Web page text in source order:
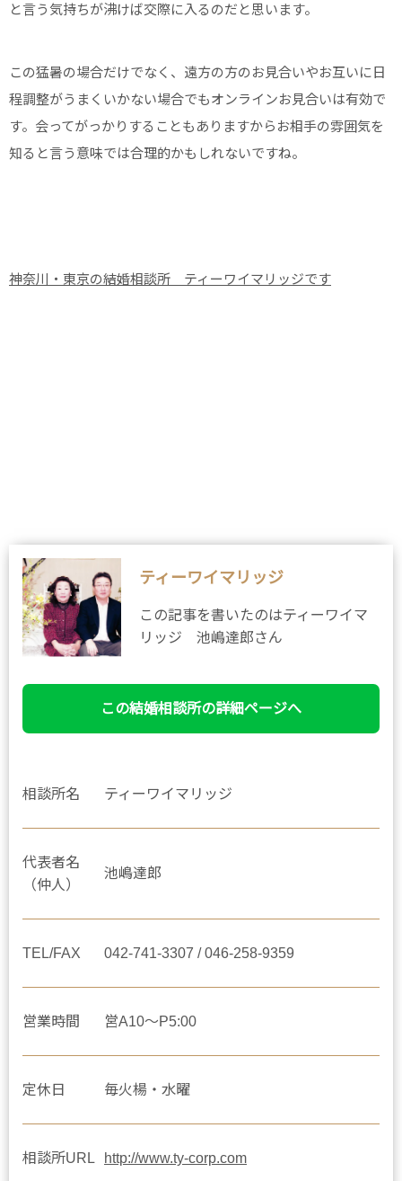
と言う気持ちが沸けば交際に入るのだと思います。
この猛暑の場合だけでなく、遠方の方のお見合いやお互いに日
程調整がうまくいかない場合でもオンラインお見合いは有効で
す。会ってがっかりすることもありますからお相手の雰囲気を
知ると言う意味では合理的かもしれないですね。
神奈川・東京の結婚相談所 ティーワイマリッジです
ティーワイマリッジ
この記事を書いたのはティーワイマ
リッジ 池嶋達郎さん
この結婚相談所の詳細ページへ
相談所名 ティーワイマリッジ
代表者名
（仲人）
池嶋達郎
TEL/FAX 042-741-3307 / 046-258-9359
営業時間 営A10〜P5:00
定休日 毎火楊・水曜
相談所URL http://www.ty-corp.com